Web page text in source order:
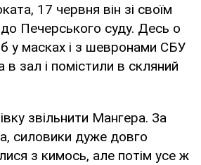
17 червня він зі своїм
Печерського суду. Десь о
у масках і з шевронами СБУ
зал і помістили в скляний
звільнити Мангера. За
силовики дуже довго
з кимось, але потім усе ж